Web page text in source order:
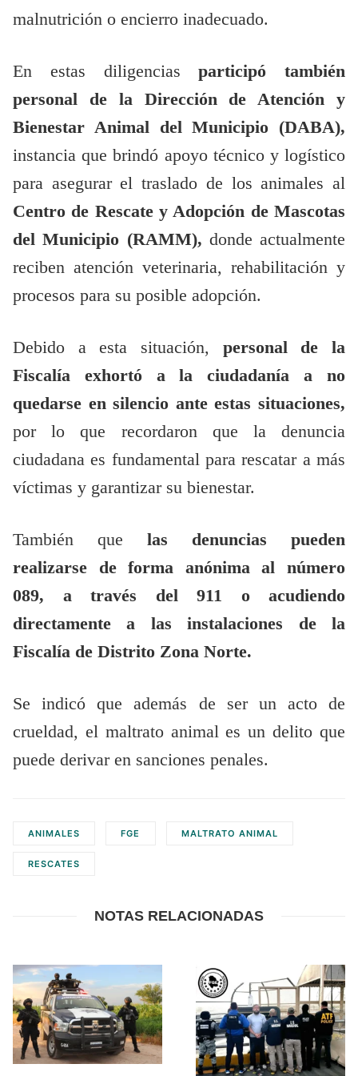
malnutrición o encierro inadecuado.
En estas diligenciasparticipó también
personal de la Dirección de Atención y
Bienestar Animal del Municipio (DABA),
instancia que brindó apoyo técnico y logístico
para asegurar el traslado de los animales al
Centro de Rescate y Adopción de Mascotas
del Municipio (RAMM), donde actualmente
reciben atención veterinaria, rehabilitación y
procesos para su posible adopción.
Debido a esta situación, personal de la
Fiscalía exhortó a la ciudadanía a no
quedarse en silencio ante estas situaciones,
por lo que recordaron que la denuncia
ciudadana es fundamental para rescatar a más
víctimas y garantizar su bienestar.
También que las denuncias pueden
realizarse de forma anónima al número
089, a través del 911 o acudiendo
directamente a las instalaciones de la
Fiscalía de Distrito Zona Norte.
Se indicó que además de ser un acto de
crueldad, el maltrato animal es un delito que
puede derivar en sanciones penales.
ANIMALES FGE MALTRATO ANIMAL
RESCATES
NOTAS RELACIONADAS